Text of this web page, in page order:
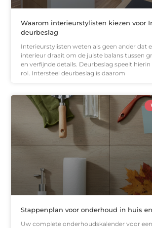
Waarom interieurstylisten kiezen voor
deurbeslag
Interieurstylisten weten als geen ander dat
interieur draait om de juiste balans tussen
en verfijnde details. Deurbeslag speelt
rol. Intersteel deurbeslag is daarom
Stappenplan voor onderhoud in huis
Uw complete onderhoudskalender voor